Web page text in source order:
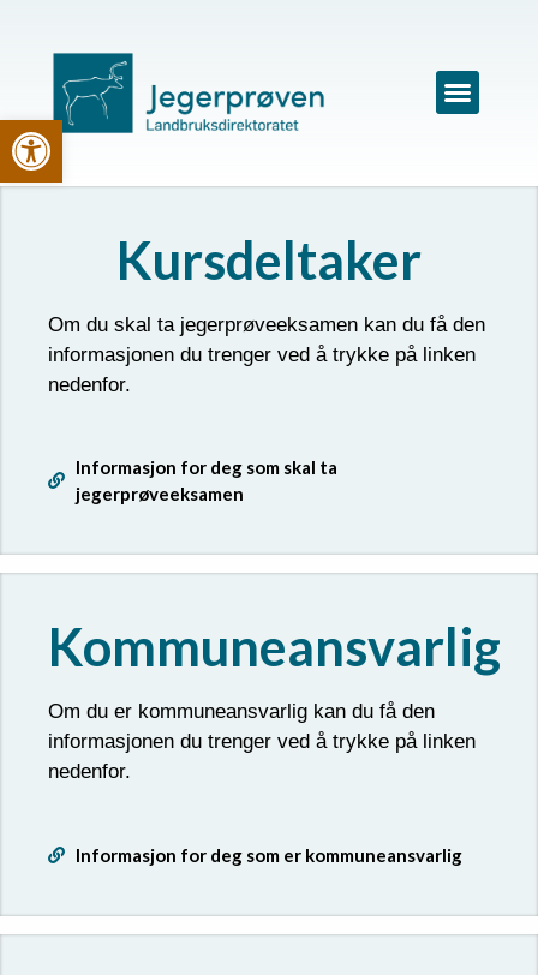
Vis verktøylinjen
Kursdeltaker
Om du skal ta jegerprøveeksamen kan du få den
informasjonen du trenger ved å trykke på linken
nedenfor.
Informasjon for deg som skal ta
jegerprøveeksamen
Kommuneansvarlig
Om du er kommuneansvarlig kan du få den
informasjonen du trenger ved å trykke på linken
nedenfor.
Informasjon for deg som er kommuneansvarlig